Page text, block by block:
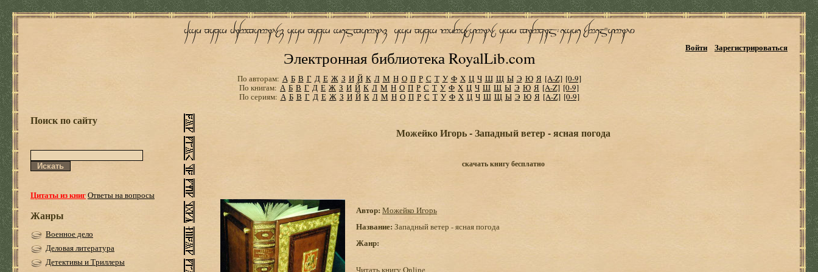
Электронная библиотека RoyalLib.com
Войти Зарегистрироваться
По авторам: А Б В Г Д Е Ж З И Й К Л М Н О П Р С Т У Ф Х Ц Ч Ш Щ Ы Э Ю Я [A-Z] [0-9]
По книгам: А Б В Г Д Е Ж З И Й К Л М Н О П Р С Т У Ф Х Ц Ч Ш Щ Ы Э Ю Я [A-Z] [0-9]
По сериям: А Б В Г Д Е Ж З И Й К Л М Н О П Р С Т У Ф Х Ц Ч Ш Щ Ы Э Ю Я [A-Z] [0-9]
Поиск по сайту
Цитаты из книгОтветы на вопросы
Жанры
Военное дело
Деловая литература
Детективы и Триллеры
Можейко Игорь - Западный ветер - ясная погода
скачать книгу бесплатно
Автор: Можейко Игорь
Название: Западный ветер - ясная погода
Жанр:
Читать книгу Online